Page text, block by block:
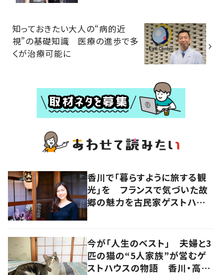
知っておきたい大人の“病的近
視”の基礎知識 医療の進歩で多
くが治療可能に
香川で「暮らすように旅する観
光」を フランスで気づいた故
郷の魅力を古民家ゲストハウス
今が「人生のベスト」 夫婦と3
匹の猫の“5人家族”が営むゲ
ストハウスの物語 香川・高松